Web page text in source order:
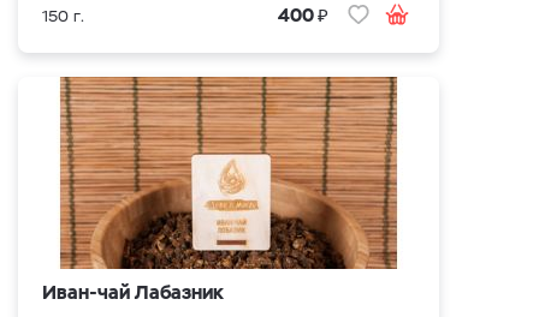
150 г. 400₽
Иван-чай Лабазник